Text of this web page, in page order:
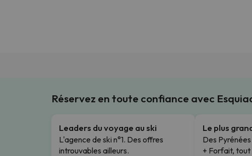
Réservez en toute confiance avec
Leaders du voyage au ski
L'agence de ski n°1. Des offres
introuvables ailleurs.
Le plus
Des
+ Forfait, tout